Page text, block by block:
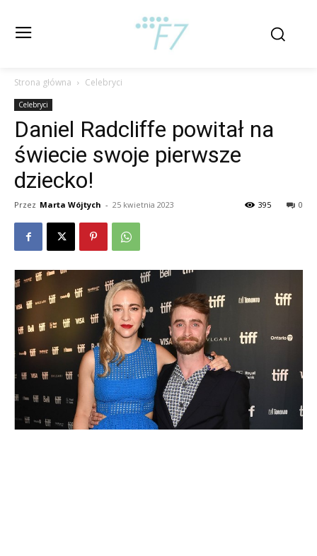
Strona główna Celebryci
Celebryci
Daniel Radcliffe powitał na
świecie swoje pierwsze
dziecko!
Przez Marta Wójtych - 25 kwietnia 2023 0
395